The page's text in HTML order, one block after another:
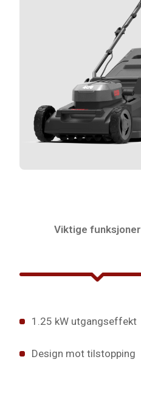
Viktige funksjoner
1.25 kW utgangseffekt
Design mot tilstopping